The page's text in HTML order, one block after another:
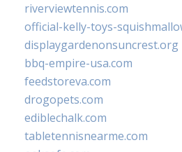
riverviewtennis.com
official-kelly-toys-
displaygardenonsuncrest.org
bbq-empire-usa.com
feedstoreva.com
drogopets.com
ediblechalk.com
tabletennisnearme.com